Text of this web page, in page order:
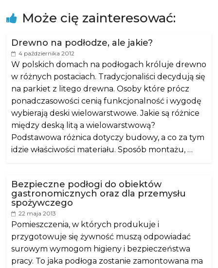
Może cię zainteresować:
Drewno na podłodze, ale jakie?
4 października 2012
W polskich domach na podłogach króluje drewno
w różnych postaciach. Tradycjonaliści decydują się
na parkiet z litego drewna. Osoby które prócz
ponadczasowości cenią funkcjonalność i wygodę
wybierają deski wielowarstwowe. Jakie są różnice
między deską litą a wielowarstwową?
Podstawowa różnica dotyczy budowy, a co za tym
idzie właściwości materiału. Sposób montażu, …
Bezpieczne podłogi do obiektów
gastronomicznych oraz dla przemysłu
spożywczego
22 maja 2013
Pomieszczenia, w których produkuje i
przygotowuje się żywność muszą odpowiadać
surowym wymogom higieny i bezpieczeństwa
pracy. To jaka podłoga zostanie zamontowana ma